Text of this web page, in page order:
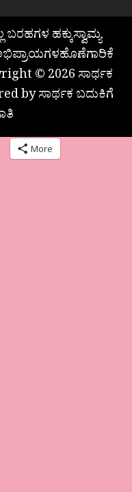
ಹಕ್ಕುಸ್ವಾಮ್ಯ
© 2026 ಸಾರ್ಥಕ
by ಸಾರ್ಥಕ ಬದುಕಿಗೆ
More